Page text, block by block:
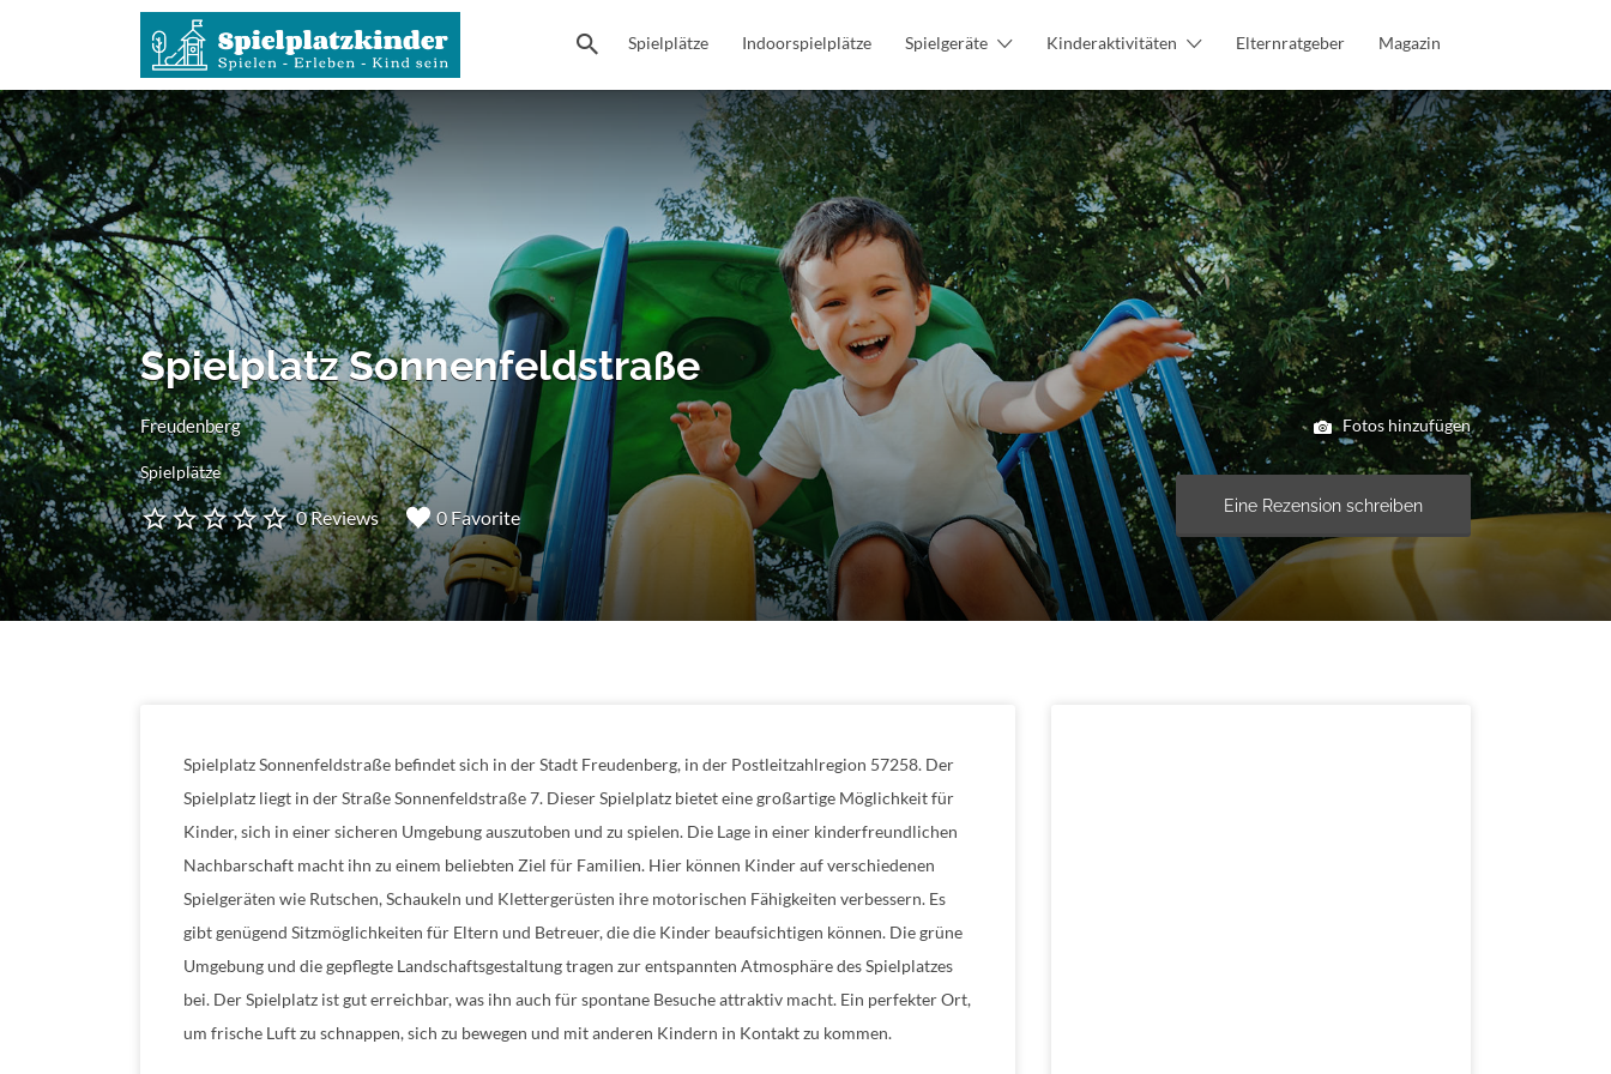
Spielplätze Indoorspielplätze Spielgeräte Kinderaktivitäten Elternratgeber Magazin
Suchen
nach:
Spielplatz Sonnenfeldstraße
Freudenberg
Spielplätze
0 Reviews 0 Favorite
Fotos hinzufügen
Eine Rezension schreiben
Spielplatz Sonnenfeldstraße befindet sich in der Stadt Freudenberg, in der Postleitzahlregion 57258. Der
Spielplatz liegt in der Straße Sonnenfeldstraße 7. Dieser Spielplatz bietet eine großartige Möglichkeit für
Kinder, sich in einer sicheren Umgebung auszutoben und zu spielen. Die Lage in einer kinderfreundlichen
Nachbarschaft macht ihn zu einem beliebten Ziel für Familien. Hier können Kinder auf verschiedenen
Spielgeräten wie Rutschen, Schaukeln und Klettergerüsten ihre motorischen Fähigkeiten verbessern. Es
gibt genügend Sitzmöglichkeiten für Eltern und Betreuer, die die Kinder beaufsichtigen können. Die grüne
Umgebung und die gepflegte Landschaftsgestaltung tragen zur entspannten Atmosphäre des Spielplatzes
bei. Der Spielplatz ist gut erreichbar, was ihn auch für spontane Besuche attraktiv macht. Ein perfekter Ort,
um frische Luft zu schnappen, sich zu bewegen und mit anderen Kindern in Kontakt zu kommen.